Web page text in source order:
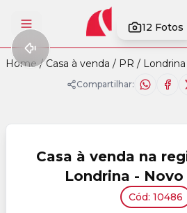
Abrir menu 12 Fotos
Home / Casa à venda / PR / Londrina
Compartilhar:
Casa à venda na
Londrina -
Cód: 10486